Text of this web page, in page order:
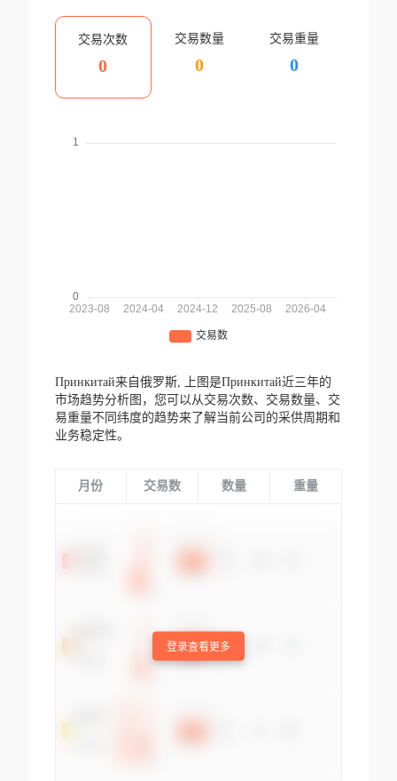
交易次数
0
交易数量
0
交易重量
0
Принкитай来自俄罗斯,
上图是Принкитай近三年的
市场趋势分析图，您可以从交易次数、交易数量、交
易重量不同纬度的趋势来了解当前公司的采供周期和
业务稳定性。
月份 交易数 数量 重量
登录查看更多